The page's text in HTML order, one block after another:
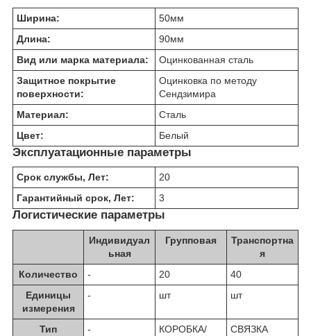
Ширина: 50мм
Длина:
90мм
Вид или марка материала:
Оцинкованная сталь
Защитное покрытие
поверхности:
Оцинковка по методу
Сендзимира
Материал:
Сталь
Цвет:
Белый
Эксплуатационные параметры
Срок службы, Лет:
20
Гарантийный срок, Лет:
3
Логистические параметры
Индивидуал
ьная
Групповая
Транспортна
я
Количество
- 20
40
Единицы
измерения
- шт шт
Тип
-
КОРОБКА/
СВЯЗКА